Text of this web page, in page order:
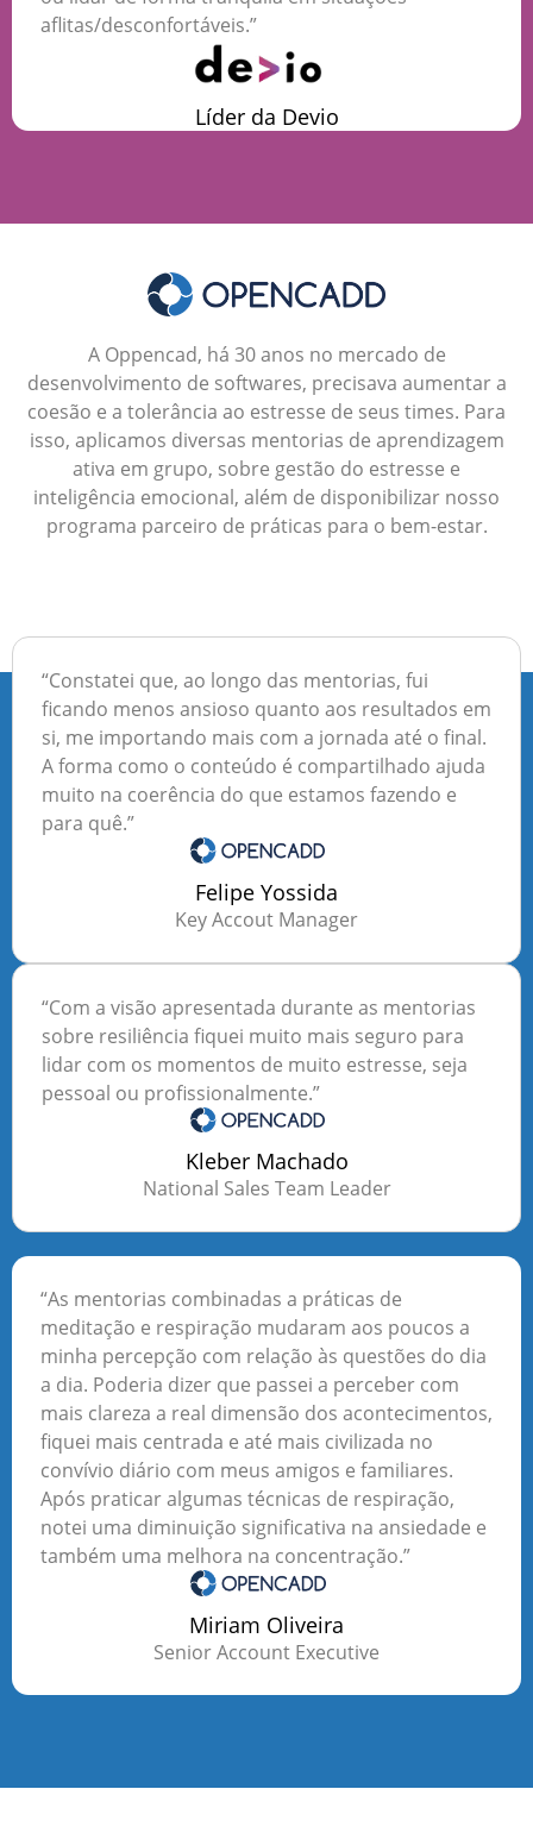
aflitas/desconfortáveis.”
Líder da Devio
​​A Oppencad, há 30 anos no mercado de
desenvolvimento de softwares, precisava aumentar a
coesão e a tolerância ao estresse de seus times. Para
isso, aplicamos diversas mentorias de aprendizagem
ativa em grupo, sobre gestão do estresse e
inteligência emocional, além de disponibilizar nosso
programa parceiro de práticas para o bem-estar.
“Constatei que, ao longo das mentorias, fui
ficando menos ansioso quanto aos resultados em
si, me importando mais com a jornada até o final.
A forma como o conteúdo é compartilhado ajuda
muito na coerência do que estamos fazendo e
para quê.”
Felipe Yossida
Key Accout Manager
“Com a visão apresentada durante as mentorias
sobre resiliência fiquei muito mais seguro para
lidar com os momentos de muito estresse, seja
pessoal ou profissionalmente.”
Kleber Machado
National Sales Team Leader
“As mentorias combinadas a práticas de
meditação e respiração mudaram aos poucos a
minha percepção com relação às questões do dia
a dia. Poderia dizer que passei a perceber com
mais clareza a real dimensão dos acontecimentos,
fiquei mais centrada e até mais civilizada no
convívio diário com meus amigos e familiares.
Após praticar algumas técnicas de respiração,
notei uma diminuição significativa na ansiedade e
também uma melhora na concentração.”
Miriam Oliveira
Senior Account Executive